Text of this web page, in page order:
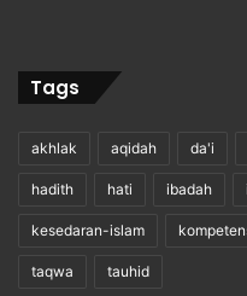
Tags
akhlak aqidah da'i
hadith hati ibadah
kesedaran-islam
taqwa tauhid